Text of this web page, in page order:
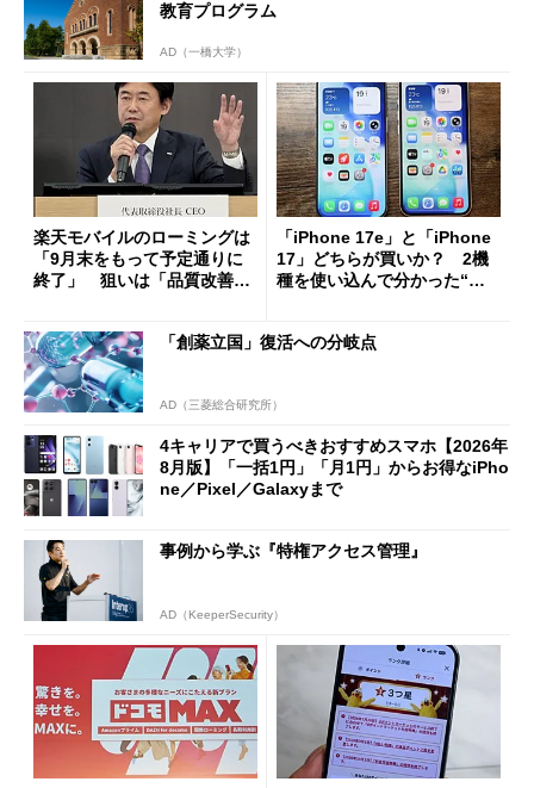
教育プログラム
AD（一橋大学）
楽天モバイルのローミングは
「9月末をもって予定通りに
終了」 狙いは「品質改善」
も
「iPhone 17e」と「iPhone
17」どちらが買いか？ 2機
種を使い込んで分かった“ス
「創薬立国」復活への分岐点
AD（三菱総合研究所）
4キャリアで買うべきおすすめスマホ【2026年
8月版】「一括1円」「月1円」からお得なiPho
ne／Pixel／Galaxyまで
事例から学ぶ『特権アクセス管理』
AD（KeeperSecurity）